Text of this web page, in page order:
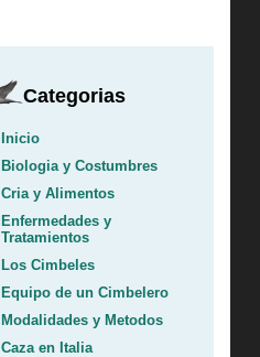
Categorias
Inicio
Biologia y Costumbres
Cria y Alimentos
Enfermedades y
Tratamientos
Los Cimbeles
Equipo de un Cimbelero
Modalidades y Metodos
Caza en Italia